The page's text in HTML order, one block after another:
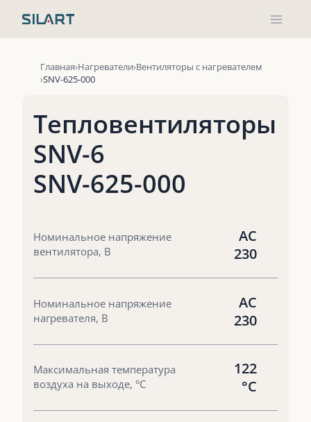
Главная Нагреватели Вентиляторы с нагревателем
SNV-625-000
Тепловентиляторы
SNV-6
SNV-625-000
Номинальное напряжение
вентилятора, В
AC
230
Номинальное напряжение
нагревателя, В
AC
230
Максимальная температура
воздуха на выходе, °С
122
°С